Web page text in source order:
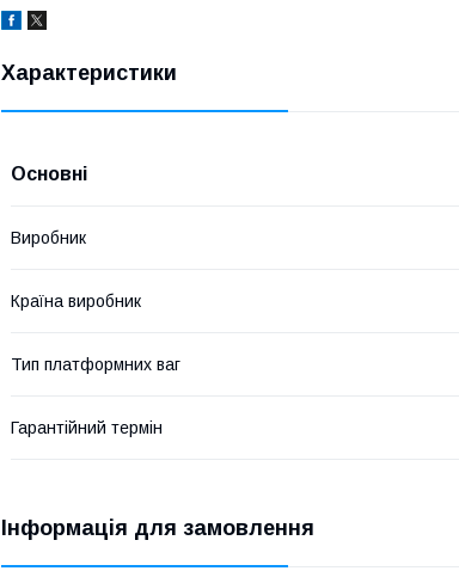
Характеристики
Основні
Виробник
Країна виробник
Тип платформних ваг
Гарантійний термін
Інформація для замовлення